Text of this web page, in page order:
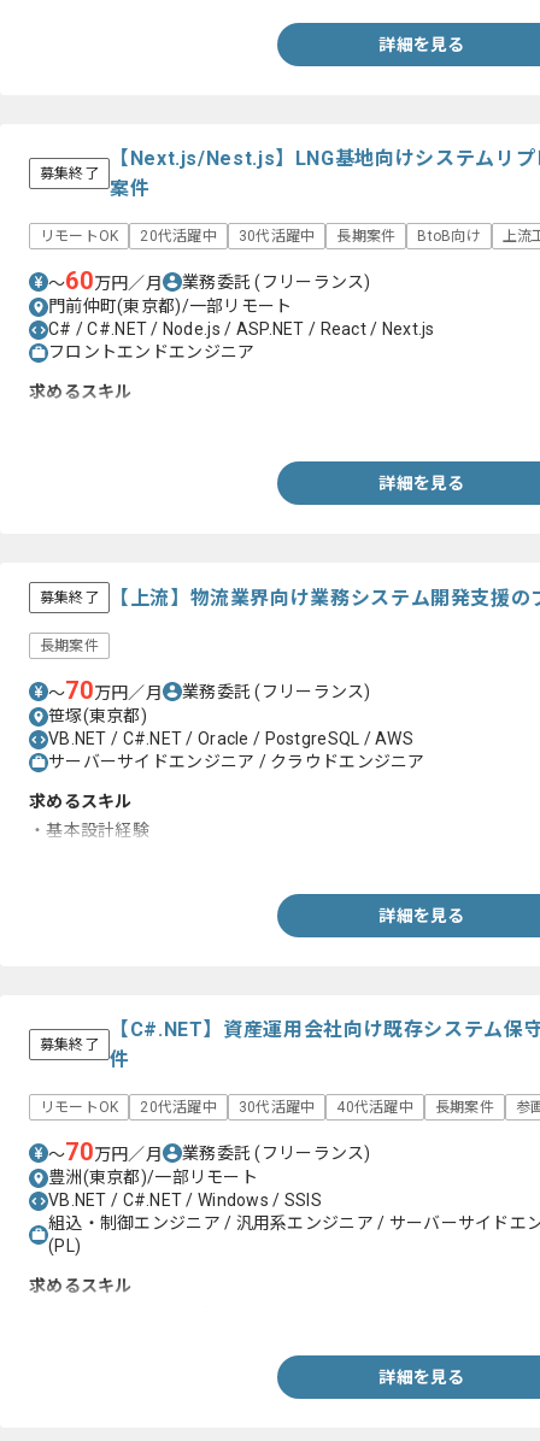
詳細を見る
募集終了
【Next.js/Nest.js】LNG基地向けシステムリプ
案件
リモートOK 20代活躍中 30代活躍中 長期案件 BtoB向け 上流
〜60万円／月 業務委託(フリーランス)
門前仲町(東京都)/一部リモート
C# / C#.NET / Node.js / ASP.NET / React / Next.js
フロントエンドエンジニア
求めるスキル
詳細を見る
募集終了 【上流】物流業界向け業務システム開発支援
長期案件
〜70万円／月 業務委託(フリーランス)
笹塚(東京都)
VB.NET / C#.NET / Oracle / PostgreSQL / AWS
サーバーサイドエンジニア / クラウドエンジニア
求めるスキル
・基本設計経験
詳細を見る
募集終了
【C#.NET】資産運用会社向け既存システム保
件
リモートOK 20代活躍中 30代活躍中 40代活躍中 長期案件 参
〜70万円／月 業務委託(フリーランス)
豊洲(東京都)/一部リモート
VB.NET / C#.NET / Windows / SSIS
組込・制御エンジニア / 汎用系エンジニア / サーバーサイドエ
(PL)
求めるスキル
詳細を見る